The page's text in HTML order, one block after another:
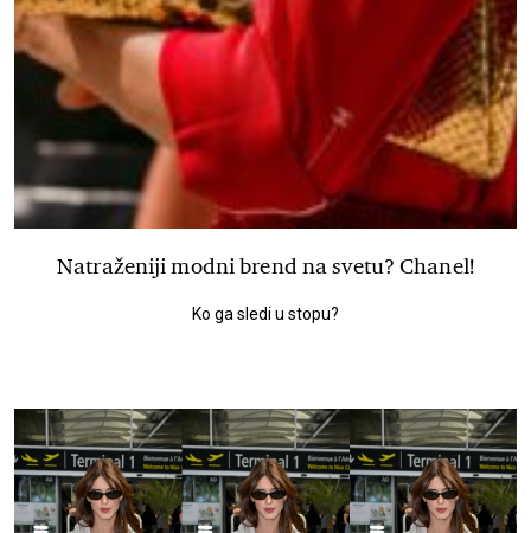
Natraženiji modni brend na svetu? Chanel!
Ko ga sledi u stopu?